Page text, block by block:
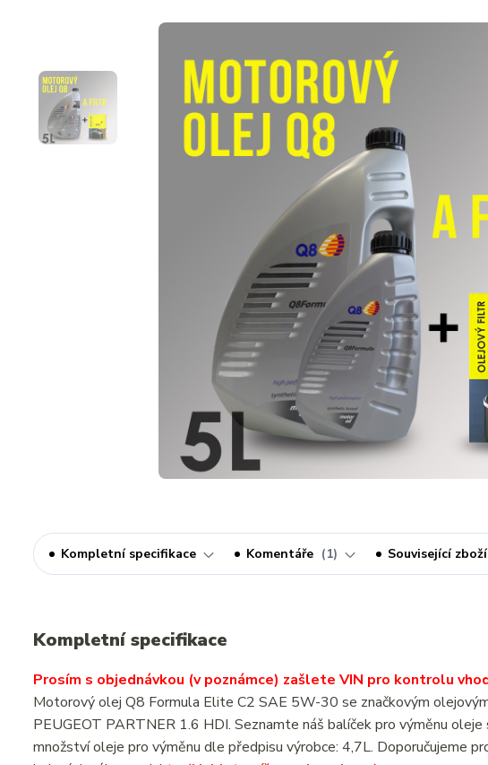
Kompletní specifikace Komentáře 1 Související zboží
Kompletní specifikace
Prosím s objednávkou (v poznámce) zašlete VIN pro kontrolu
Motorový olej Q8 Formula Elite C2 SAE 5W-30 se značkovým
PEUGEOT PARTNER 1.6 HDI. Seznamte náš balíček pro výměnu
množství oleje pro výměnu dle předpisu výrobce: 4,7L. Doporučujeme